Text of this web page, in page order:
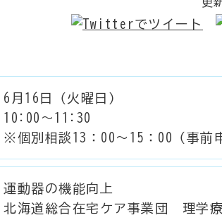
6月16日（火曜日）
10:00～11:30
※個別相談13：00～15：00（事前
運動器の機能向上
北海道総合在宅ケア事業団 理